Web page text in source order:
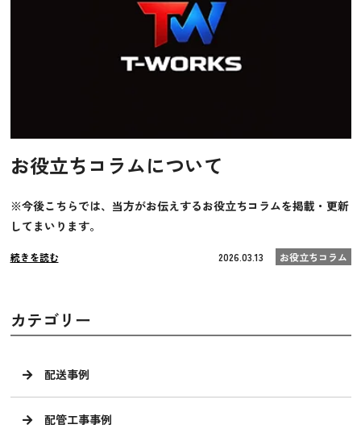
お役立ちコラムについて
※今後こちらでは、当方がお伝えするお役立ちコラムを掲載・更新
してまいります。
続きを読む 2026.03.13 お役立ちコラム
カテゴリー
配送事例
配管工事事例